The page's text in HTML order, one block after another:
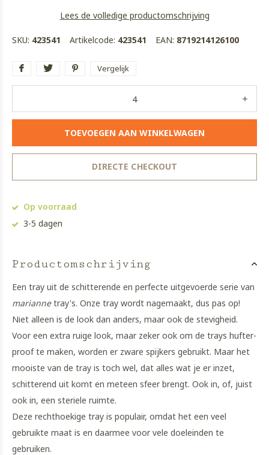
Lees de volledige productomschrijving
SKU: 423541 Artikelcode: 423541 EAN: 8719214126100
Vergelijk
TOEVOEGEN AAN WINKELWAGEN
DIRECTE CHECKOUT
Op voorraad
3-5 dagen
Productomschrijving
Een tray uit de schitterende en perfecte uitgevoerde serie van
mariannetray's. Onze tray wordt nagemaakt, dus pas op!
Niet alleen is de look dan anders, maar ook de stevigheid.
Voor een extra ruige look, maar zeker ook om de trays hufter-
proof te maken, worden er zware spijkers gebruikt. Maar het
mooiste van de tray is toch wel, dat alles wat je er inzet,
schitterend uit komt en meteen sfeer brengt. Ook in, of, juist
ook in, een steriele ruimte.
Deze rechthoekige tray is populair, omdat het een veel
gebruikte maat is en daarmee voor vele doeleinden te
gebruiken.